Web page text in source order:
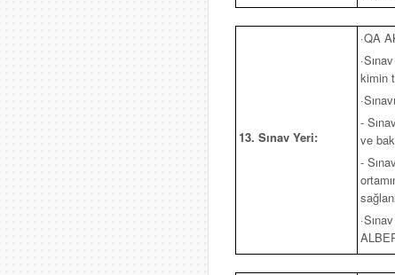
13. Sınav Yeri:
·QA
kimin
-
ve
-